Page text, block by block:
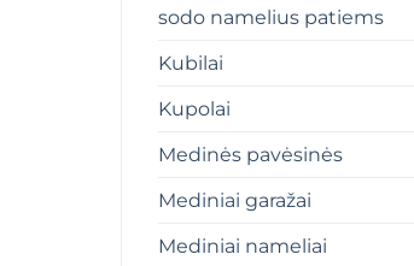
sodo namelius patiems
Kubilai
Kupolai
Medinės pavėsinės
Mediniai garažai
Mediniai nameliai